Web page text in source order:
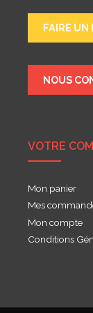
FAIRE UN
NOUS
VOTRE
Mon panier
Mes
Mon compte
Conditions